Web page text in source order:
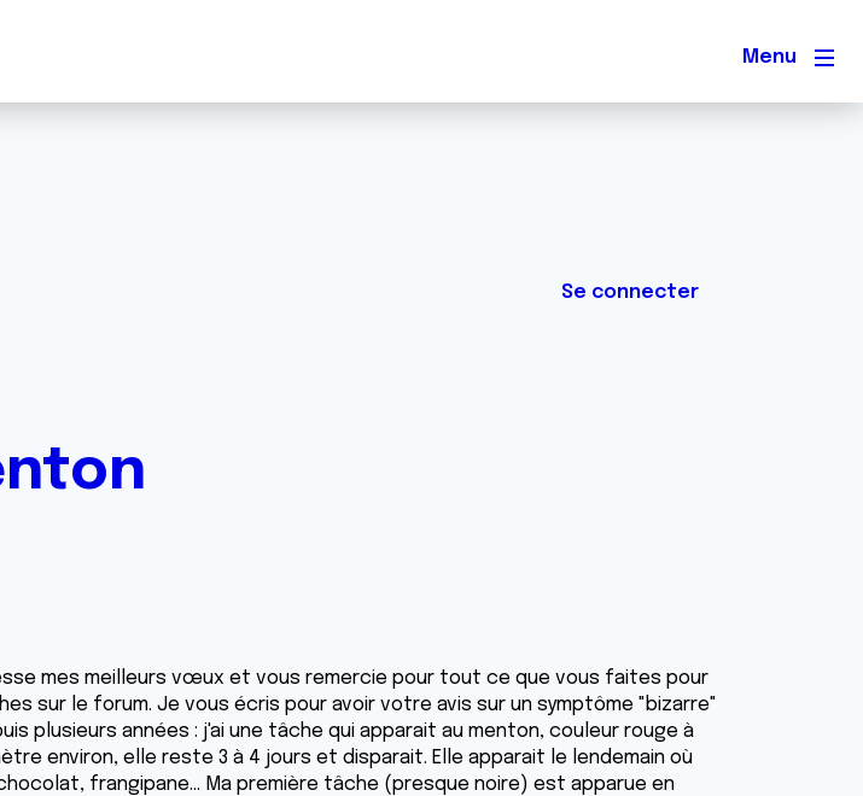
Menu
Se connecter
mes meilleurs vœux et vous remercie pour tout ce que vous faites pour
sur le forum. Je vous écris pour avoir votre avis sur un symptôme "bizarre"
plusieurs années : j'ai une tâche qui apparait au menton, couleur rouge à
environ, elle reste 3 à 4 jours et disparait. Elle apparait le lendemain où
frangipane... Ma première tâche (presque noire) est apparue en